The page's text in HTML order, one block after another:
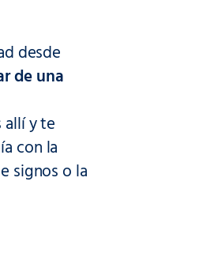
desde
de una
allí y te
con la
signos o la